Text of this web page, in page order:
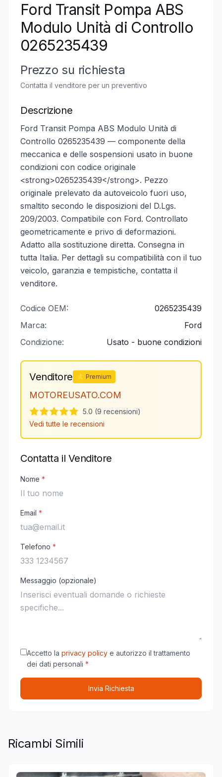
Ford Transit Pompa ABS
Modulo Unità di Controllo
0265235439
Prezzo su richiesta
Contatta il venditore per un preventivo
Descrizione
Ford Transit Pompa ABS Modulo Unità di
Controllo 0265235439 — componente della
meccanica e delle sospensioni usato in buone
condizioni con codice originale
<strong>0265235439</strong>. Pezzo
originale prelevato da autoveicolo fuori uso,
smaltito secondo le disposizioni del D.Lgs.
209/2003. Compatibile con Ford. Controllato
geometricamente e privo di deformazioni.
Adatto alla sostituzione diretta. Consegna in
tutta Italia. Per dettagli su compatibilità con il tuo
veicolo, garanzia e tempistiche, contatta il
venditore.
Codice OEM:
0265235439
Marca:
Ford
Condizione:
Usato - buone condizioni
Venditore ⭐ Premium
MOTOREUSATO.COM
5.0 (9 recensioni)
Vedi tutte le recensioni
Contatta il Venditore
Nome *
Email *
Telefono *
Messaggio (opzionale)
Accetto la privacy policy e autorizzo il trattamento
dei dati personali *
Invia Richiesta
Ricambi Simili